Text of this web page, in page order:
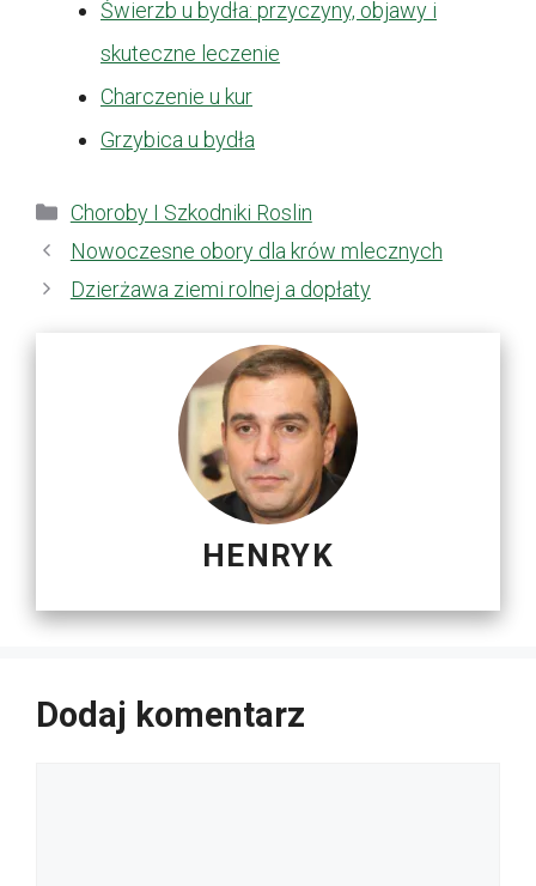
Świerzb u bydła: przyczyny, objawy i
skuteczne leczenie
Charczenie u kur
Grzybica u bydła
Kategorie
Choroby I Szkodniki Roslin
Nowoczesne obory dla krów mlecznych
Dzierżawa ziemi rolnej a dopłaty
HENRYK
Dodaj komentarz